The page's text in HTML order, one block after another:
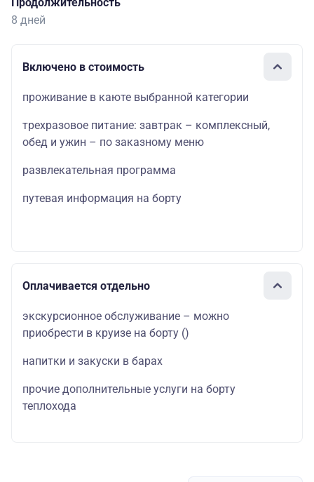
Продолжительность
8 дней
Включено в стоимость
проживание в каюте выбранной категории
трехразовое питание: завтрак – комплексный,
обед и ужин – по заказному меню
развлекательная программа
путевая информация на борту
Оплачивается отдельно
экскурсионное обслуживание – можно
приобрести в круизе на борту ()
напитки и закуски в барах
прочие дополнительные услуги на борту
теплохода